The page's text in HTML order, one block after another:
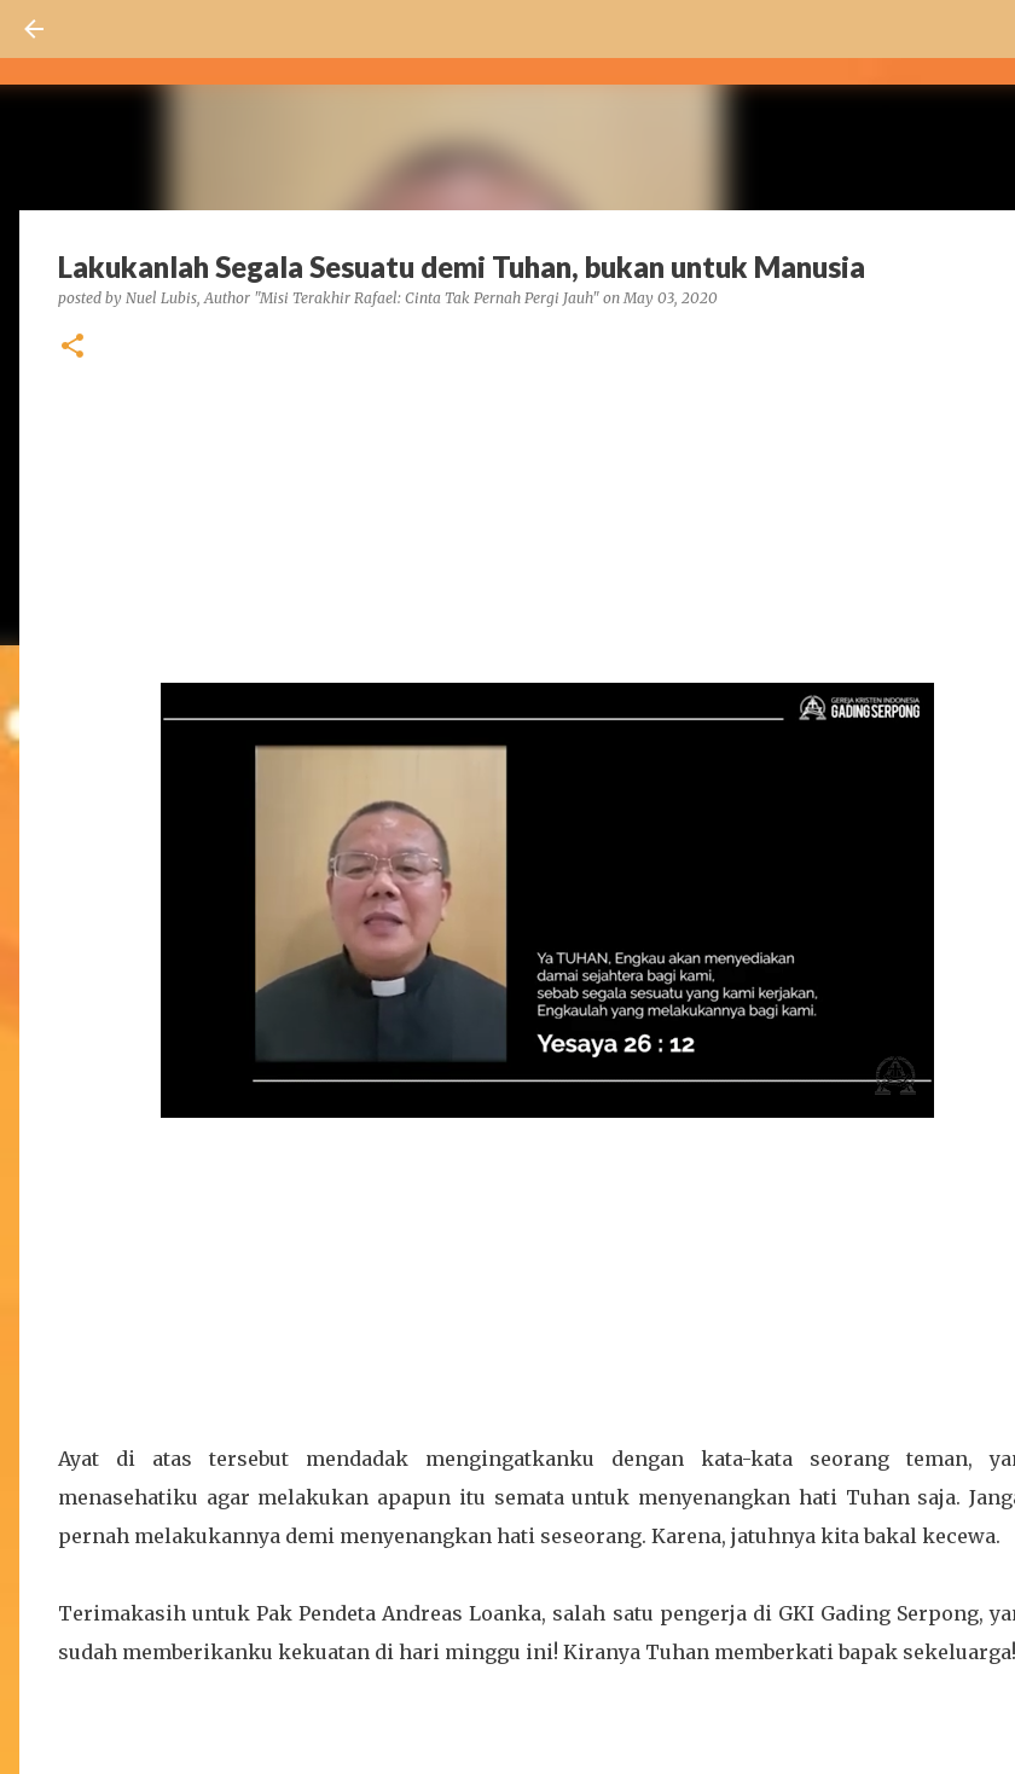
Lakukanlah Segala Sesuatu demi Tuhan, bukan untuk Manusia
posted by Nuel Lubis, Author "Misi Terakhir Rafael: Cinta Tak Pernah Pergi Jauh" onMay 03, 2020
Ayat di atas tersebut mendadak mengingatkanku dengan kata-kata seorang teman,
menasehatiku agar melakukan apapun itu semata untuk menyenangkan hati Tuhan saja.
pernah melakukannya demi menyenangkan hati seseorang. Karena, jatuhnya kita bakal kecewa.
Terimakasih untuk Pak Pendeta Andreas Loanka, salah satu pengerja di GKI Gading Serpong,
sudah memberikanku kekuatan di hari minggu ini! Kiranya Tuhan memberkati bapak sekeluarga!